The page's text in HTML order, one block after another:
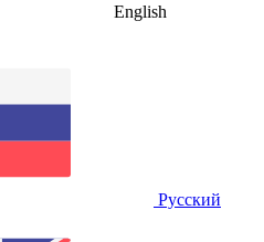
English
Русский